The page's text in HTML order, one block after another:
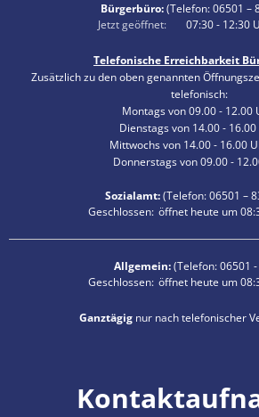
Bürgerbüro:(Telefon:06501 –
Klicken, um weitere Öffnungs-
Jetzt geöffnet: 07:30- 12:30
Telefonische Erreichbarkeit
Zusätzlich zu den oben genannten
telefonisch:
Montags von 09.00 - 12.00
Dienstags von 14.00 - 16.00
Mittwochs von 14.00 - 16.00
Donnerstags von 09.00 -
Sozialamt:(Telefon:06501 –
Klicken, um weitere Öffnungs-
Geschlossen: öffnet heute um
Allgemein:(Telefon:06501
Klicken, um weitere Öffnungs-
Geschlossen: öffnet heute um
Ganztägig nur nach telefonischer